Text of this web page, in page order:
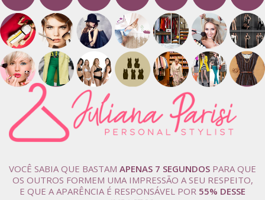
VOCÊ SABIA QUE BASTAM APENAS 7 SEGUNDOS PARA QUE
OS OUTROS FORMEM UMA IMPRESSÃO A SEU RESPEITO,
E QUE A APARÊNCIA É RESPONSÁVEL POR 55% DESSE